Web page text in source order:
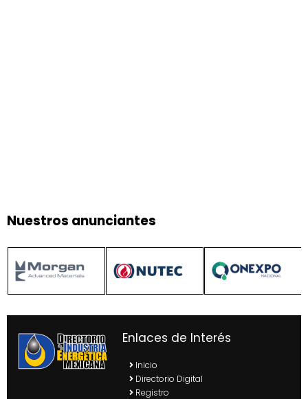
Nuestros anunciantes
Enlaces de Interés
Inicio
Directorio Digital
Registro